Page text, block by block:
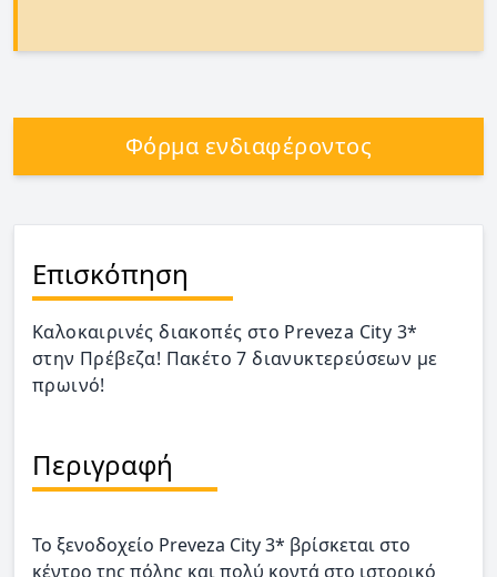
Φόρμα ενδιαφέροντος
Επισκόπηση
Καλοκαιρινές διακοπές στο Preveza City 3*
στην Πρέβεζα! Πακέτο 7 διανυκτερεύσεων με
πρωινό!
Περιγραφή
Το ξενοδοχείο Preveza City 3* βρίσκεται στο
κέντρο της πόλης και πολύ κοντά στο ιστορικό